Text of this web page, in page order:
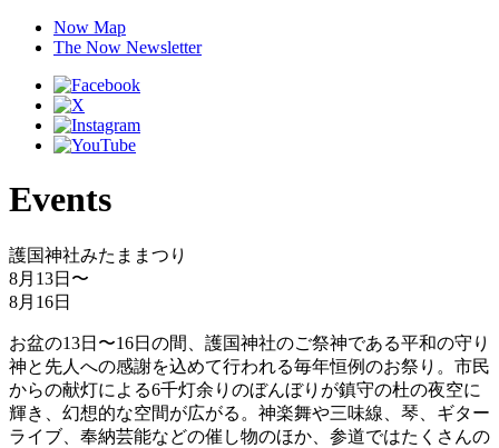
Now Map
The Now Newsletter
Events
護国神社みたままつり
8月13日 〜
8月16日
お盆の13日〜16日の間、護国神社のご祭神である平和の守り
神と先人への感謝を込めて行われる毎年恒例のお祭り。市民
からの献灯による6千灯余りのぼんぼりが鎮守の杜の夜空に
輝き、幻想的な空間が広がる。神楽舞や三味線、琴、ギター
ライブ、奉納芸能などの催し物のほか、参道ではたくさんの